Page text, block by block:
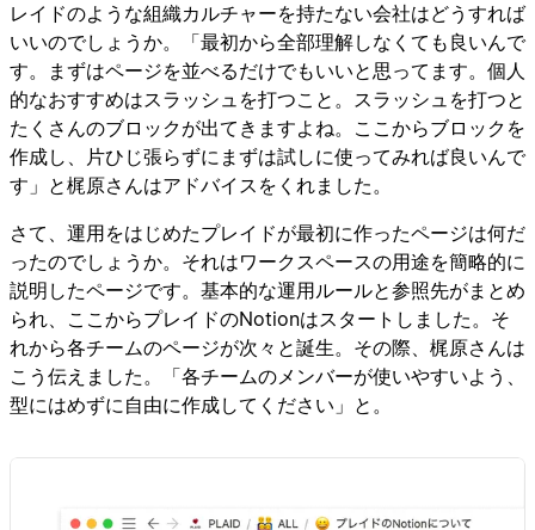
レイドのような組織カルチャーを持たない会社はどうすれば
いいのでしょうか。「最初から全部理解しなくても良いんで
す。まずはページを並べるだけでもいいと思ってます。個人
的なおすすめはスラッシュを打つこと。スラッシュを打つと
たくさんのブロックが出てきますよね。ここからブロックを
作成し、片ひじ張らずにまずは試しに使ってみれば良いんで
す」と梶原さんはアドバイスをくれました。
さて、運用をはじめたプレイドが最初に作ったページは何だ
ったのでしょうか。それはワークスペースの用途を簡略的に
説明したページです。基本的な運用ルールと参照先がまとめ
られ、ここからプレイドのNotionはスタートしました。そ
れから各チームのページが次々と誕生。その際、梶原さんは
こう伝えました。「各チームのメンバーが使いやすいよう、
型にはめずに自由に作成してください」と。